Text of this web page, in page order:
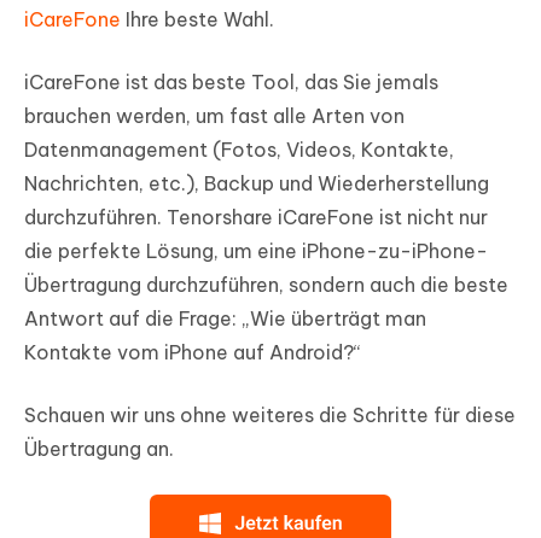
iCareFone Ihre beste Wahl.
iCareFone ist das beste Tool, das Sie jemals
brauchen werden, um fast alle Arten von
Datenmanagement (Fotos, Videos, Kontakte,
Nachrichten, etc.), Backup und Wiederherstellung
durchzuführen. Tenorshare iCareFone ist nicht nur
die perfekte Lösung, um eine iPhone-zu-iPhone-
Übertragung durchzuführen, sondern auch die beste
Antwort auf die Frage: „Wie überträgt man
Kontakte vom iPhone auf Android?“
Schauen wir uns ohne weiteres die Schritte für diese
Übertragung an.